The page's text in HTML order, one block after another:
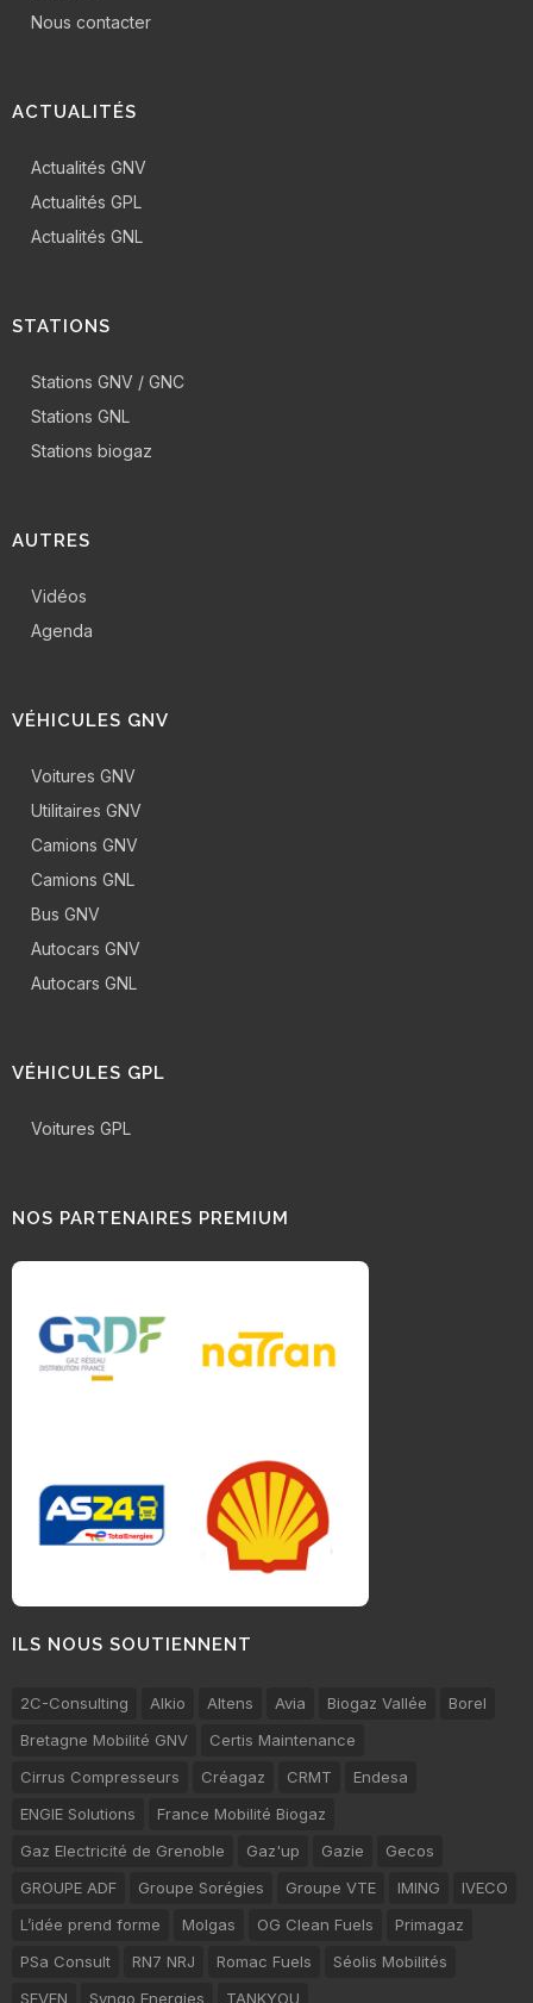
Nous contacter
ACTUALITÉS
Actualités GNV
Actualités GPL
Actualités GNL
STATIONS
Stations GNV / GNC
Stations GNL
Stations biogaz
AUTRES
Vidéos
Agenda
VÉHICULES GNV
Voitures GNV
Utilitaires GNV
Camions GNV
Camions GNL
Bus GNV
Autocars GNV
Autocars GNL
VÉHICULES GPL
Voitures GPL
NOS PARTENAIRES PREMIUM
ILS NOUS SOUTIENNENT
2C-Consulting Alkio Altens Avia Biogaz Vallée
Borel
Bretagne Mobilité GNV
Certis Maintenance
Cirrus Compresseurs
Créagaz CRMT
Endesa
ENGIE Solutions
France Mobilité Biogaz
Gaz Electricité de Grenoble
Gaz'up Gazie
Gecos
GROUPE ADF
Groupe Sorégies Groupe VTE IMING
IVECO
L’idée prend forme
Molgas OG Clean Fuels
Primagaz
PSa Consult
RN7 NRJ Romac Fuels
Séolis Mobilités
SEVEN
Synqo Energies TANKYOU